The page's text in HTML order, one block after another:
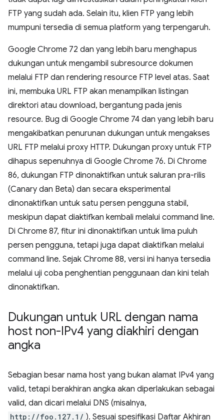
FTP yang sudah ada. Selain itu, klien FTP yang lebih
mumpuni tersedia di semua platform yang terpengaruh.
Google Chrome 72 dan yang lebih baru menghapus
dukungan untuk mengambil subresource dokumen
melalui FTP dan rendering resource FTP level atas. Saat
ini, membuka URL FTP akan menampilkan listingan
direktori atau download, bergantung pada jenis
resource. Bug di Google Chrome 74 dan yang lebih baru
mengakibatkan penurunan dukungan untuk mengakses
URL FTP melalui proxy HTTP. Dukungan proxy untuk FTP
dihapus sepenuhnya di Google Chrome 76. Di Chrome
86, dukungan FTP dinonaktifkan untuk saluran pra-rilis
(Canary dan Beta) dan secara eksperimental
dinonaktifkan untuk satu persen pengguna stabil,
meskipun dapat diaktifkan kembali melalui command line.
Di Chrome 87, fitur ini dinonaktifkan untuk lima puluh
persen pengguna, tetapi juga dapat diaktifkan melalui
command line. Sejak Chrome 88, versi ini hanya tersedia
melalui uji coba penghentian penggunaan dan kini telah
dinonaktifkan.
Dukungan untuk URL dengan nama
host non-IPv4 yang diakhiri dengan
angka
Sebagian besar nama host yang bukan alamat IPv4 yang
valid, tetapi berakhiran angka akan diperlakukan sebagai
valid, dan dicari melalui DNS (misalnya,
http://foo.127.1/ ). Sesuai spesifikasi Daftar Akhiran